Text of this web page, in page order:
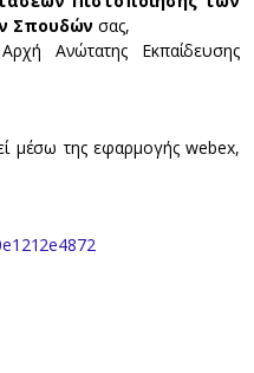
Σπουδών σας,
Ανώτατης Εκπαίδευσης
μέσω της εφαρμογής webex,